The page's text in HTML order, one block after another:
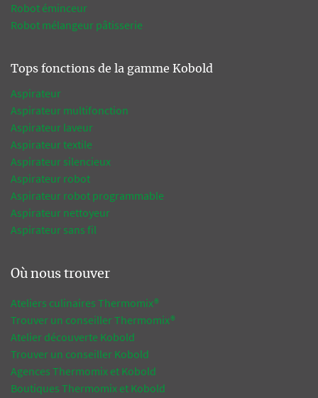
Robot éminceur
Robot mélangeur pâtisserie
Tops fonctions de la gamme Kobold
Aspirateur
Aspirateur multifonction
Aspirateur laveur
Aspirateur textile
Aspirateur silencieux
Aspirateur robot
Aspirateur robot programmable
Aspirateur nettoyeur
Aspirateur sans fil
Où nous trouver
Ateliers culinaires Thermomix®
Trouver un conseiller Thermomix®
Atelier découverte Kobold
Trouver un conseiller Kobold
Agences Thermomix et Kobold
Boutiques Thermomix et Kobold